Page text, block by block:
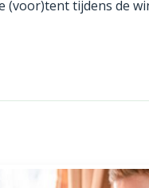
(voor)tent tijdens de